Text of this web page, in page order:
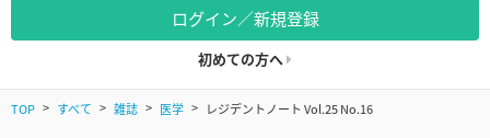
ログイン／新規登録
初めての方へ
TOP すべて 雑誌 医学 レジデントノート Vol.25 No.16